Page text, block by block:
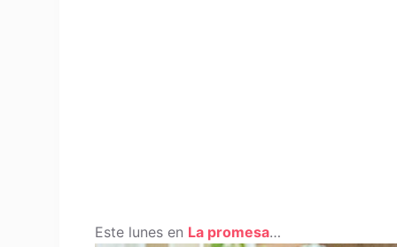
Este lunes en La promesa…